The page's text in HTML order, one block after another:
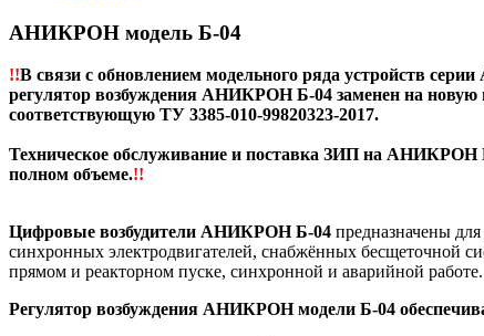
АНИКРОН модель Б-04
!!В связи с обновлением модельного ряда устройств
регулятор возбуждения АНИКРОН Б-04 заменен на
соответствующую ТУ 3385-010-99820323-2017.
Техническое обслуживание и поставка ЗИП на АНИКРОН
полном объеме.!!
Цифровые возбудители АНИКРОН Б-04 предназначены
синхронных электродвигателей, снабжённых бесщеточной
прямом и реакторном пуске, синхронной и аварийной работе.
Регулятор возбуждения АНИКРОН модели Б-04